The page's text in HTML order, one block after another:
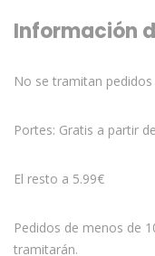
Información
No se tramitan
Portes: Gratis a partir
El resto a 5.99€
Pedidos de menos de
tramitarán.